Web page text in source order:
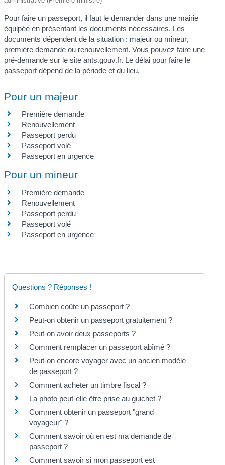
Pour faire un passeport, il faut le demander dans une mairie
équipée en présentant les documents nécessaires. Les
documents dépendent de la situation : majeur ou mineur,
première demande ou renouvellement. Vous pouvez faire une
pré-demande sur le site ants.gouv.fr. Le délai pour faire le
passeport dépend de la période et du lieu.
Pour un majeur
Première demande
Renouvellement
Passeport perdu
Passeport volé
Passeport en urgence
Pour un mineur
Première demande
Renouvellement
Passeport perdu
Passeport volé
Passeport en urgence
Questions ? Réponses !
Combien coûte un passeport ?
Peut-on obtenir un passeport gratuitement ?
Peut-on avoir deux passeports ?
Comment remplacer un passeport abîmé ?
Peut-on encore voyager avec un ancien modèle
de passeport ?
Comment acheter un timbre fiscal ?
La photo peut-elle être prise au guichet ?
Comment obtenir un passeport "grand
voyageur" ?
Comment savoir où en est ma demande de
passeport ?
Comment savoir si mon passeport est